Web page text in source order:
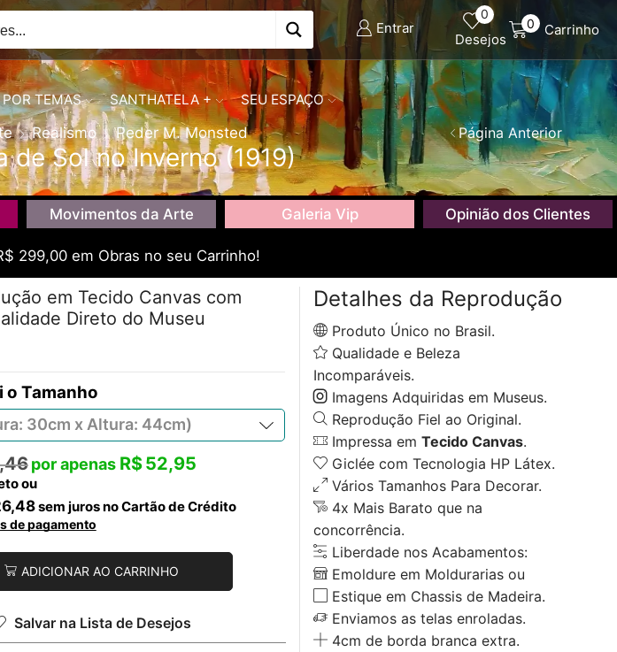
Entrar
0
Desejos
0 Carrinho
TEMAS SANTHATELA + SEU ESPAÇO
Realismo Peder M. Monsted
de Sol no Inverno (1919)
Página Anterior
Movimentos da Arte Galeria Vip Opinião dos Clientes
299,00 em Obras no seu Carrinho!
em Tecido Canvas com
Direto do Museu
Tamanho
R$52,95
ou
sem juros no Cartão de Crédito
de pagamento
ADICIONAR AO CARRINHO
Salvar na Lista de Desejos
Detalhes da Reprodução
Produto Único no Brasil.
Qualidade e Beleza
Incomparáveis.
Imagens Adquiridas em Museus.
Reprodução Fiel ao Original.
Impressa em Tecido Canvas.
Giclée com Tecnologia HP Látex.
Vários Tamanhos Para Decorar.
4x Mais Barato que na
concorrência.
Liberdade nos Acabamentos:
Emoldure em Moldurarias ou
Estique em Chassis de Madeira.
Enviamos as telas enroladas.
4cm de borda branca extra.